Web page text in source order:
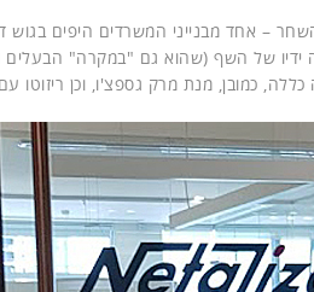
– אחד מבנייני המשרדים היפים בגוש
של השף (שהוא גם "במקרה"
כמובן, מנת מרק גספצ'ו, וכן ריזוטו